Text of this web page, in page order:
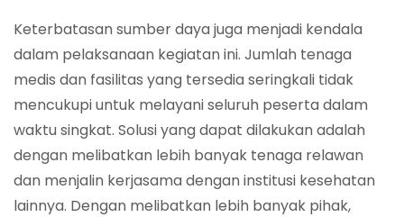
Keterbatasan sumber daya juga menjadi kendala
dalam pelaksanaan kegiatan ini. Jumlah tenaga
medis dan fasilitas yang tersedia seringkali tidak
mencukupi untuk melayani seluruh peserta dalam
waktu singkat. Solusi yang dapat dilakukan adalah
dengan melibatkan lebih banyak tenaga relawan
dan menjalin kerjasama dengan institusi kesehatan
lainnya. Dengan melibatkan lebih banyak pihak,